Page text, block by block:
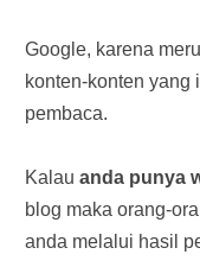
Google, karena
konten-konten yang
pembaca.
Kalauanda punya
blog maka orang-
anda melalui hasil